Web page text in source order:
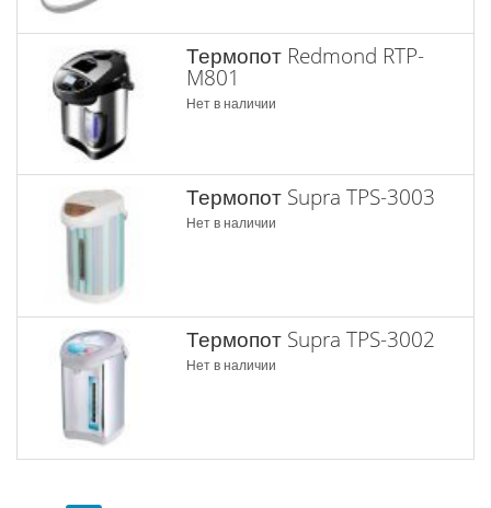
Термопот Redmond RTP-
M801
Нет в наличии
Термопот Supra TPS-3003
Нет в наличии
Термопот Supra TPS-3002
Нет в наличии